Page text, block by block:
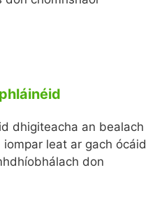
dhigiteacha an bealach
leat ar gach ócáid
don